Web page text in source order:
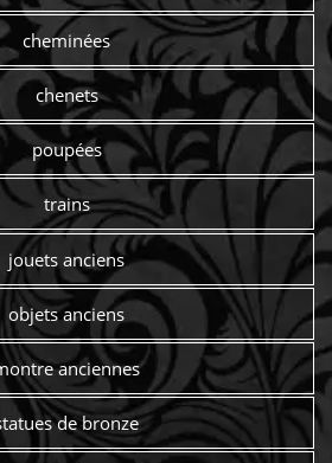
cheminées
chenets
poupées
trains
jouets anciens
objets anciens
anciennes
de bronze